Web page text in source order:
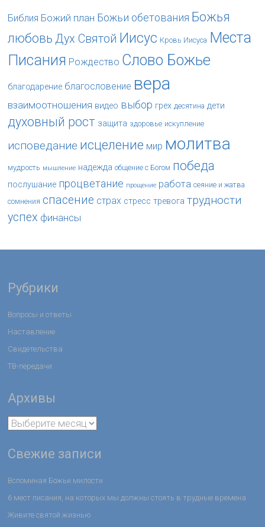
Библия Божий план Божьи обетования Божья
любовь Дух Святой Иисус Кровь Иисуса Места
Писания Рождество Слово Божье
благодарение благословение вера
взаимоотношения видео выбор грех десятина дети
духовный рост защита здоровье искупление
исповедание исцеление мир молитва
мудрость мышление надежда общение с Богом победа
послушание процветание прощение работа сеяние и жатва
сомнения спасение страх стресс тревога трудности
успех финансы
Рубрики
Вопросы и ответы
Наставление
Свидетельства
ТВ-передачи
Архивы
Свежие записи
Вспоминая Божьи милости
6 мест писания, на которых мы должны стоять в трудные времена
Живите святой жизнью